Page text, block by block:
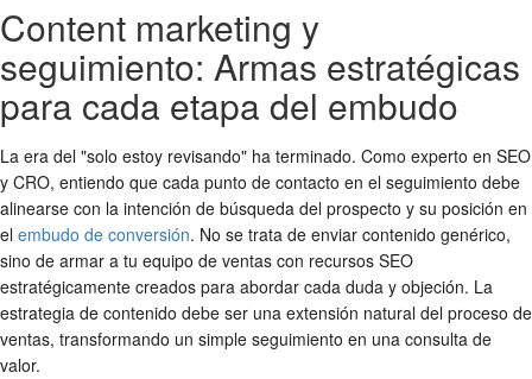
Content marketing y
seguimiento: Armas estratégicas
para cada etapa del embudo
La era del "solo estoy revisando" ha terminado. Como experto en SEO
y CRO, entiendo que cada punto de contacto en el seguimiento debe
alinearse con la intención de búsqueda del prospecto y su posición en
el embudo de conversión. No se trata de enviar contenido genérico,
sino de armar a tu equipo de ventas con recursos SEO
estratégicamente creados para abordar cada duda y objeción. La
estrategia de contenido debe ser una extensión natural del proceso de
ventas, transformando un simple seguimiento en una consulta de
valor.